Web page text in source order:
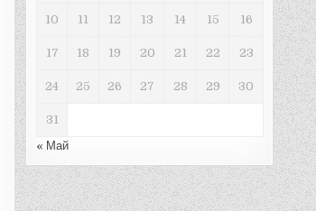
10 11 12 13 14 15 16
17 18 19 20 21 22 23
24 25 26 27 28 29 30
31
« Май